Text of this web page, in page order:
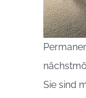
Sie sind